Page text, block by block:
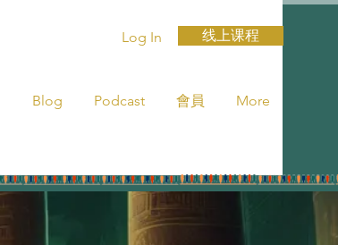
Log In 线上课程
Blog Podcast 會員 More